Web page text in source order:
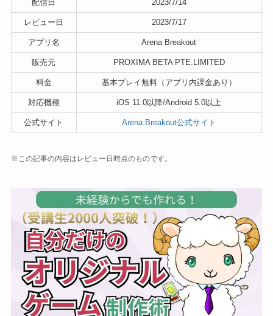
配信日 2023/7/14
レビュー日 2023/7/17
アプリ名 Arena Breakout
販売元 PROXIMA BETA PTE.LIMITED
料金 基本プレイ無料（アプリ内課金あり）
対応機種 iOS 11.0以降/Android 5.0以上
公式サイト Arena Breakout公式サイト
※この記事の内容はレビュー日時点のものです。